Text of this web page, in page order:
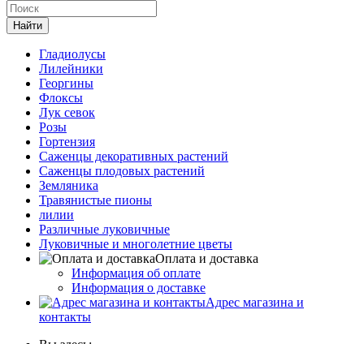
Гладиолусы
Лилейники
Георгины
Флоксы
Лук севок
Розы
Гортензия
Саженцы декоративных растений
Саженцы плодовых растений
Земляника
Травянистые пионы
лилии
Различные луковичные
Луковичные и многолетние цветы
Оплата и доставка
Информация об оплате
Информация о доставке
Адрес магазина и
контакты